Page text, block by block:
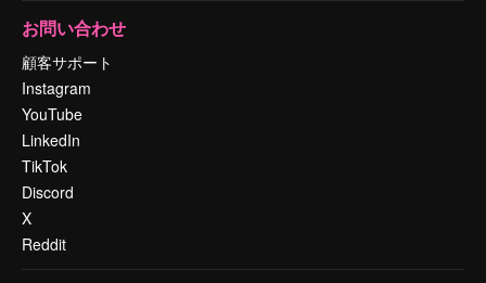
お問い合わせ
顧客サポート
Instagram
YouTube
LinkedIn
TikTok
Discord
X
Reddit